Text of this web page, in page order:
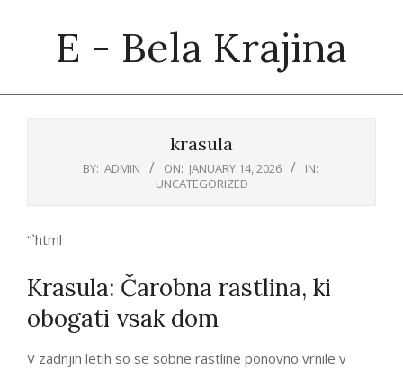
E - Bela Krajina
krasula
BY: ADMIN ON: JANUARY 14, 2026
IN:
UNCATEGORIZED
“`html
Krasula: Čarobna rastlina, ki
obogati vsak dom
V zadnjih letih so se sobne rastline ponovno vrnile v